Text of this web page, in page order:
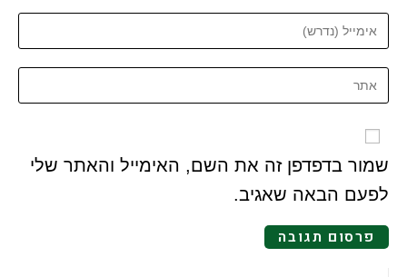
שמור בדפדפן זה את השם, האימייל והאתר שלי
לפעם הבאה שאגיב.